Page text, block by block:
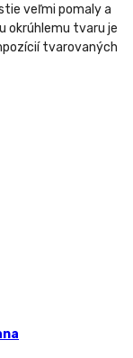
veľmi pomaly a
okrúhlemu tvaru je
tvarovaných